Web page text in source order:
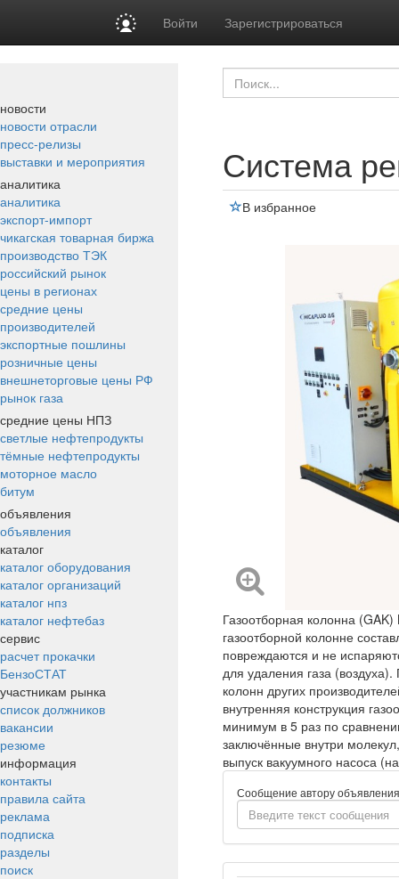
Войти Зарегистрироваться
новости
новости отрасли
пресс-релизы
выставки и мероприятия
аналитика
аналитика
экспорт-импорт
чикагская товарная биржа
производство ТЭК
российский рынок
цены в регионах
средние цены
производителей
экспортные пошлины
розничные цены
внешнеторговые цены РФ
рынок газа
средние цены НПЗ
светлые нефтепродукты
тёмные нефтепродукты
моторное масло
битум
объявления
объявления
каталог
каталог оборудования
каталог организаций
каталог нпз
каталог нефтебаз
сервис
расчет прокачки
БензоСТАТ
участникам рынка
список должников
вакансии
резюме
информация
контакты
правила сайта
реклама
подписка
разделы
поиск
Система
В избранное
Газоотборная колонна
газоотборной колонне
повреждаются и не
для удаления газа
колонн других
внутренняя конструкция
минимум в 5 раз по
заключённые внутри
выпуск вакуумного насоса
Сообщение автору объявления